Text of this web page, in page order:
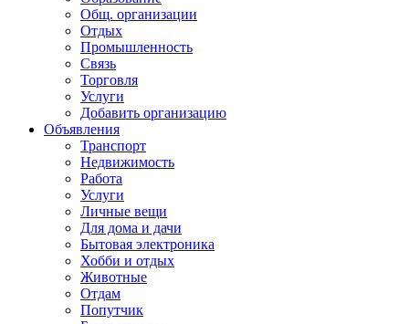
Общ. организации
Отдых
Промышленность
Связь
Торговля
Услуги
Добавить организацию
Объявления
Транспорт
Недвижимость
Работа
Услуги
Личные вещи
Для дома и дачи
Бытовая электроника
Хобби и отдых
Животные
Отдам
Попутчик